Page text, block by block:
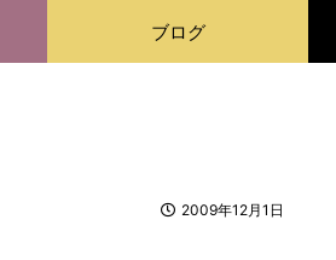
ブログ
2009年12月1日